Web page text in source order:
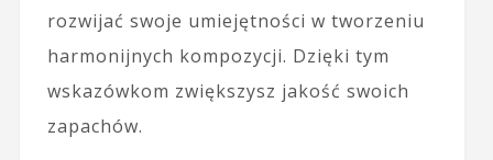
rozwijać swoje umiejętności w tworzeniu
harmonijnych kompozycji. Dzięki tym
wskazówkom zwiększysz jakość swoich
zapachów.